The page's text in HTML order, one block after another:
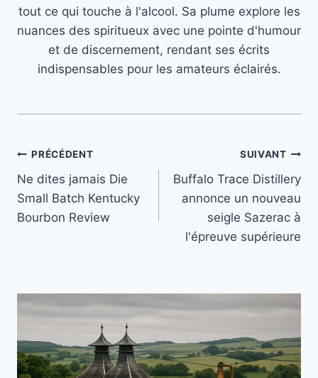
tout ce qui touche à l'alcool. Sa plume explore les
nuances des spiritueux avec une pointe d'humour
et de discernement, rendant ses écrits
indispensables pour les amateurs éclairés.
Navigation
de
l’article
PRÉCÉDENT
Ne dites jamais Die
Small Batch Kentucky
Bourbon Review
SUIVANT
Buffalo Trace Distillery
annonce un nouveau
seigle Sazerac à
l'épreuve supérieure